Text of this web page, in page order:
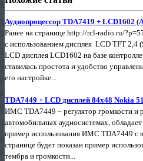
Аудиопроцессор TDA7419 + LCD1602
Ранее на странице http://rcl-radio.ru/
с использованием дисплея LCD TFT 2,4
LCD дисплея LCD1602 на базе
ставилась простота и удобство
его настройке...
TDA7449 + LCD дисплей 84x48 Nokia
ИМС TDA7449 – регулятор громкости и
автомобильных аудиосистемах,
пример использования ИМС TDA7449 с
странице будет показан пример
тембра и громкости...